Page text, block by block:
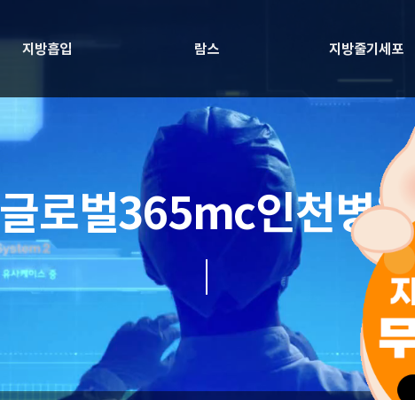
지방흡입 람스 지방줄기세포
글로벌365mc인천병원